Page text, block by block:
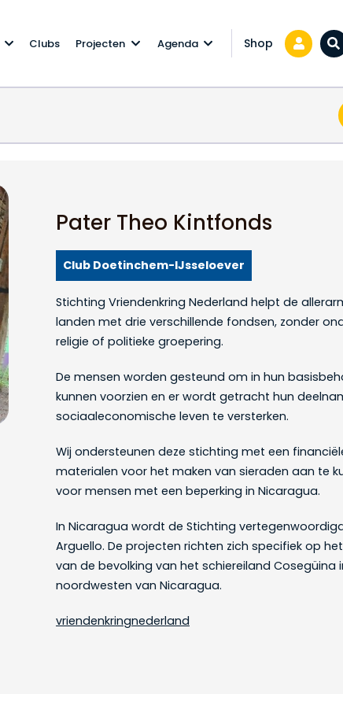
Clubs Projecten Agenda Shop
Pater Theo Kintfonds
Club Doetinchem-IJsseloever
Stichting Vriendenkring Nederland helpt de
landen met drie verschillende fondsen, zonder
religie of politieke groepering.
De mensen worden gesteund om in hun
kunnen voorzien en er wordt getracht hun
sociaaleconomische leven te versterken.
Wij ondersteunen deze stichting met een
materialen voor het maken van sieraden aan te
voor mensen met een beperking in Nicaragua.
In Nicaragua wordt de Stichting
Arguello. De projecten richten zich specifiek op
van de bevolking van het schiereiland Cosegüina
noordwesten van Nicaragua.
vriendenkringnederland